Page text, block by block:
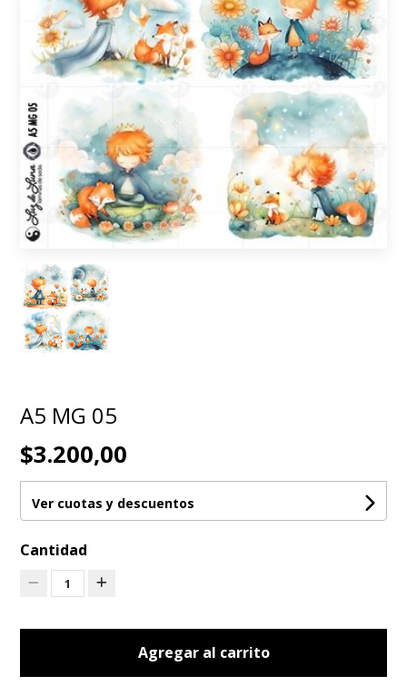
A5 MG 05
$3.200,00
Ver cuotas y descuentos
Cantidad
1
Agregar al carrito